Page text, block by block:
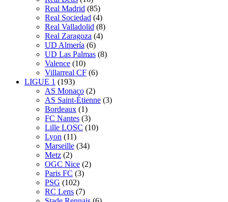
Real Madrid (85)
Real Sociedad (4)
Real Valladolid (8)
Real Zaragoza (4)
UD Almería (6)
UD Las Palmas (8)
Valence (10)
Villarreal CF (6)
LIGUE 1 (193)
AS Monaco (2)
AS Saint-Étienne (3)
Bordeaux (1)
FC Nantes (3)
Lille LOSC (10)
Lyon (11)
Marseille (34)
Metz (2)
OGC Nice (2)
Paris FC (3)
PSG (102)
RC Lens (7)